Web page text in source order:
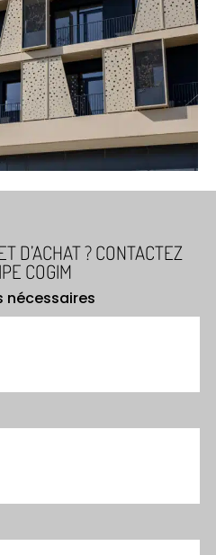
D’ACHAT ? CONTACTEZ
COGIM
nécessaires